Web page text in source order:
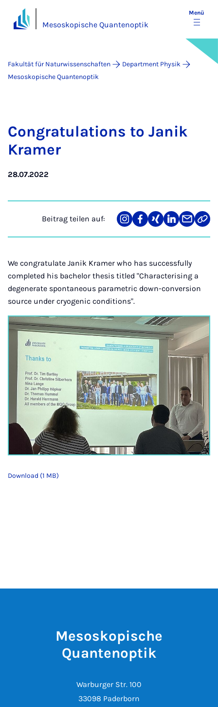
Mesoskopische Quantenoptik
Menü
Fakultät für Naturwissenschaften
Department Physik
Mesoskopische Quantenoptik
Con­gra­tu­la­ti­ons to Ja­nik
Kra­mer
28.07.2022
Beitrag teilen auf:
Teilen
auf
Teilen
auf
Teilen
auf
Teilen
auf
Teilen
über
Mail
Link
We congratulate Janik Kramer who has successfully
completed his bachelor thesis titled "Characterising a
degenerate spontaneous parametric down-conversion
source under cryogenic conditions".
Download (1 MB)
Mesoskopische
Quantenoptik
Warburger Str. 100
33098 Paderborn